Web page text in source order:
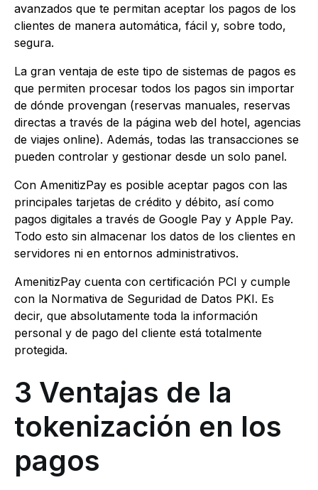
avanzados que te permitan aceptar los pagos de los
clientes de manera automática, fácil y, sobre todo,
segura.
La gran ventaja de este tipo de sistemas de pagos es
que permiten procesar todos los pagos sin importar
de dónde provengan (reservas manuales, reservas
directas a través de la página web del hotel, agencias
de viajes online). Además, todas las transacciones se
pueden controlar y gestionar desde un solo panel.
Con AmenitizPay es posible aceptar pagos con las
principales tarjetas de crédito y débito, así como
pagos digitales a través de Google Pay y Apple Pay.
Todo esto sin almacenar los datos de los clientes en
servidores ni en entornos administrativos.
AmenitizPay cuenta con certificación PCI y cumple
con la Normativa de Seguridad de Datos PKI. Es
decir, que absolutamente toda la información
personal y de pago del cliente está totalmente
protegida.
3 Ventajas de la
tokenización en los
pagos